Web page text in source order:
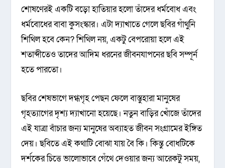
শোষণেরই একটি বড়ো হাতিয়ার হলো তাঁদের ধর্মবোধ এবং
ধর্মবোধের বাবা কুসংস্কার। এটা দ্যাখাতে গেলে ছবির গাঁথুনি
শিথিল হবে কেন? শিথিল নয়, একটু বেপরোয়া হলে এই
শতাব্দীতেও তাদের আদিম ধরনের জীবনযাপনের ছবি সম্পূর্ন
হতে পারতো।
ছবির শেষভাগে দগ্ধগৃহ পেছন ফেলে বাস্তুহারা মানুষের
গৃহত্যাগের দৃশ্য দ্যাখানো হয়েছে। নতুন বাড়ির খোঁজে তাঁদের
এই যাত্রা বাঁচার জন্য মানুষের অব্যাহত জীবন সংগ্রামের ইঙ্গিত
দেয়। ছবিতে এই কথাটি বোঝা যায় বৈ কি। কিন্তু বোধটিকে
দর্শকের চিত্তে ভালোভাবে গেঁথে দেওয়ার জন্য আরেকটু সময়,